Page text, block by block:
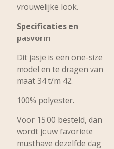
vrouwelijke look.
Specificaties en
pasvorm
Dit jasje is een one-size
model en te dragen van
maat 34 t/m 42.
100% polyester.
Voor 15:00 besteld, dan
wordt jouw favoriete
musthave dezelfde dag